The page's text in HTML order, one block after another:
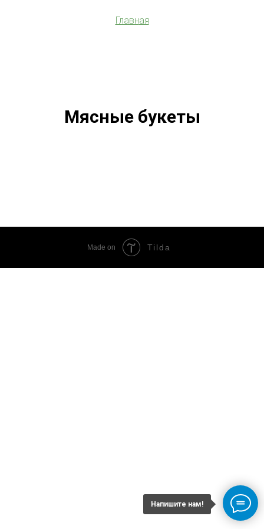
Главная
Мясные букеты
Напишите нам!
Made on Tilda